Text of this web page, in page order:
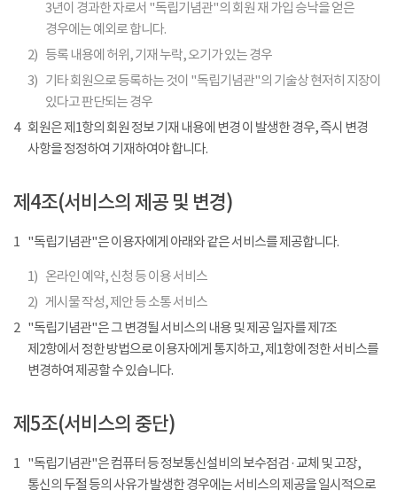
3년이 경과한 자로서 "독립기념관"의 회원 재 가입 승낙을 얻은
경우에는 예외로 합니다.
2) 등록 내용에 허위, 기재 누락, 오기가 있는 경우
3) 기타 회원으로 등록하는 것이 "독립기념관"의 기술상 현저히 지장이
있다고 판단되는 경우
4
회원은 제1항의 회원 정보 기재 내용에 변경 이 발생한 경우, 즉시 변경
사항을 정정하여 기재하여야 합니다.
제4조(서비스의 제공 및 변경)
1 "독립기념관"은 이용자에게 아래와 같은 서비스를 제공합니다.
1) 온라인 예약, 신청 등 이용 서비스
2) 게시물 작성, 제안 등 소통 서비스
2 "독립기념관"은 그 변경될 서비스의 내용 및 제공 일자를 제7조
제2항에서 정한 방법으로 이용자에게 통지하고, 제1항에 정한 서비스를
변경하여 제공할 수 있습니다.
제5조(서비스의 중단)
1 "독립기념관"은 컴퓨터 등 정보통신설비의 보수점검 · 교체 및 고장,
통신의 두절 등의 사유가 발생한 경우에는 서비스의 제공을 일시적으로